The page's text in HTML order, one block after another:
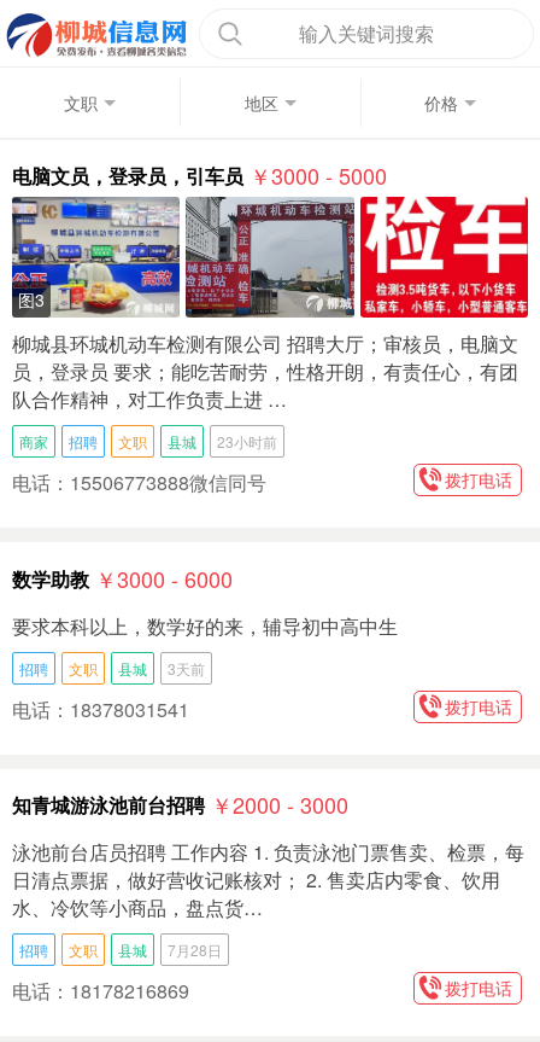
输入关键词搜索
文职 地区 价格
电脑文员，登录员，引车员 ￥3000 - 5000
图3
柳城县环城机动车检测有限公司 招聘大厅；审核员，电脑文
员，登录员 要求；能吃苦耐劳，性格开朗，有责任心，有团
队合作精神，对工作负责上进 …
商家 招聘 文职 县城 23小时前
电话：15506773888微信同号 拨打电话
数学助教 ￥3000 - 6000
要求本科以上，数学好的来，辅导初中高中生
招聘 文职 县城 3天前
电话：18378031541 拨打电话
知青城游泳池前台招聘 ￥2000 - 3000
泳池前台店员招聘 工作内容 1. 负责泳池门票售卖、检票，每
日清点票据，做好营收记账核对； 2. 售卖店内零食、饮用
水、冷饮等小商品，盘点货…
招聘 文职 县城 7月28日
电话：18178216869 拨打电话